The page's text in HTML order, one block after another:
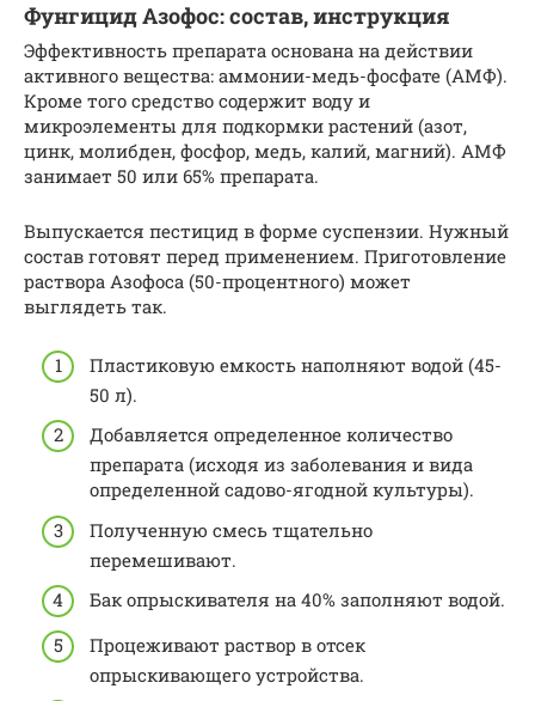
Фунгицид Азофос: состав, инструкция
Эффективность препарата основана на действии
активного вещества: аммонии-медь-фосфате (АМФ).
Кроме того средство содержит воду и
микроэлементы для подкормки растений (азот,
цинк, молибден, фосфор, медь, калий, магний). АМФ
занимает 50 или 65% препарата.
Выпускается пестицид в форме суспензии. Нужный
состав готовят перед применением. Приготовление
раствора Азофоса (50-процентного) может
выглядеть так.
Пластиковую емкость наполняют водой (45-
50 л).
Добавляется определенное количество
препарата (исходя из заболевания и вида
определенной садово-ягодной культуры).
Полученную смесь тщательно
перемешивают.
Бак опрыскивателя на 40% заполняют водой.
Процеживают раствор в отсек
опрыскивающего устройства.